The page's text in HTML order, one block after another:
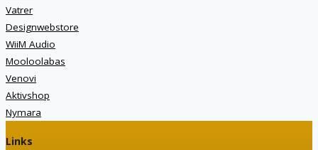
Vatrer
Designwebstore
WiiM Audio
Mooloolabas
Venovi
Aktivshop
Nymara
Links